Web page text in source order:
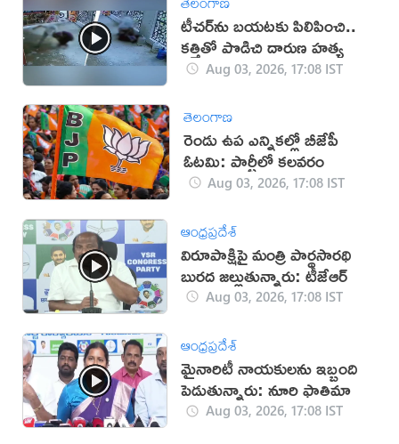
టీచర్‌ను బయటకు పిలిపించి..
కత్తితో పొడిచి దారుణ హత్య
Aug 03, 2026, 17:08 IST
తెలంగాణ
రెండు ఉప ఎన్నికల్లో బీజేపీ
ఓటమి: పార్టీలో కలవరం
Aug 03, 2026, 17:08 IST
ఆంధ్రప్రదేశ్
విరూపాక్షిపై మంత్రి పార్థసారథి
బురద జల్లుతున్నారు: టీజేఆర్
Aug 03, 2026, 17:08 IST
ఆంధ్రప్రదేశ్
మైనారిటీ నాయకులను ఇబ్బంది
పెడుతున్నారు: నూరి ఫాతిమా
Aug 03, 2026, 17:08 IST